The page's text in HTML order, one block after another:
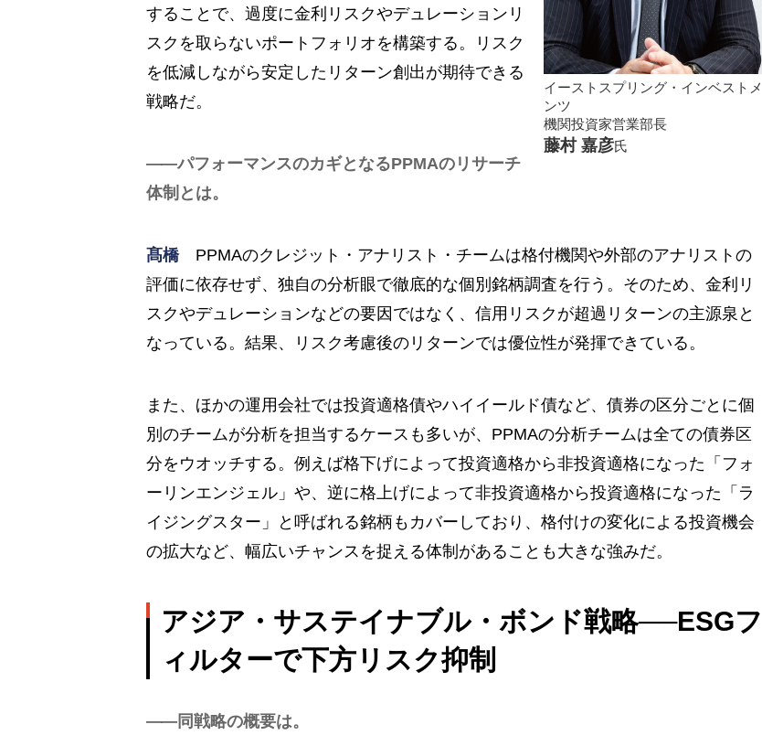
イーストスプリング・インベストメ
ンツ
機関投資家営業部長
藤村 嘉彦氏
することで、過度に金利リスクやデュレーションリ
スクを取らないポートフォリオを構築する。リスク
を低減しながら安定したリターン創出が期待できる
戦略だ。
パフォーマンスのカギとなるPPMAのリサーチ
体制とは。
髙橋PPMAのクレジット・アナリスト・チームは格付機関や外部のアナリストの
評価に依存せず、独自の分析眼で徹底的な個別銘柄調査を行う。そのため、金利リ
スクやデュレーションなどの要因ではなく、信用リスクが超過リターンの主源泉と
なっている。結果、リスク考慮後のリターンでは優位性が発揮できている。
また、ほかの運用会社では投資適格債やハイイールド債など、債券の区分ごとに個
別のチームが分析を担当するケースも多いが、PPMAの分析チームは全ての債券区
分をウオッチする。例えば格下げによって投資適格から非投資適格になった「フォ
ーリンエンジェル」や、逆に格上げによって非投資適格から投資適格になった「ラ
イジングスター」と呼ばれる銘柄もカバーしており、格付けの変化による投資機会
の拡大など、幅広いチャンスを捉える体制があることも大きな強みだ。
アジア・サステイナブル・ボンド戦略──ESGフ
ィルターで下方リスク抑制
同戦略の概要は。